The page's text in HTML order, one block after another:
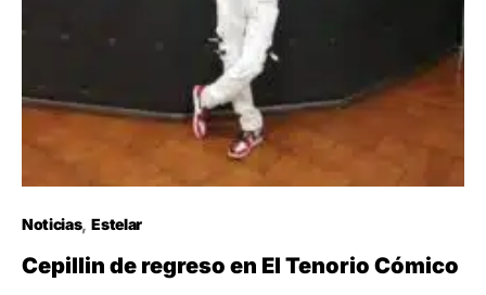
Noticias Estelar
Cepillin de regreso en El Tenorio Cómico